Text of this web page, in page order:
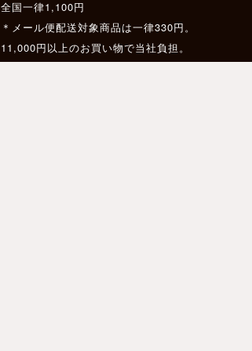
全国一律1,100円
＊メール便配送対象商品は一律330円。
11,000円以上のお買い物で当社負担。